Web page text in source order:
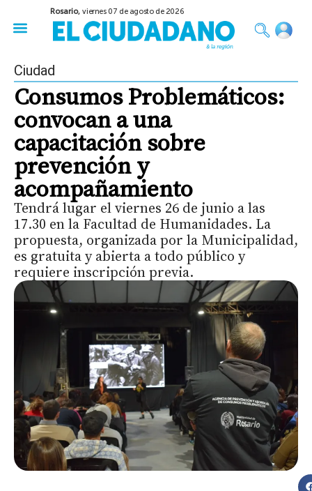
Rosario,viernes 07 de agosto de 2026
Ciudad
Consumos Problemáticos:
convocan a una
capacitación sobre
prevención y
acompañamiento
Tendrá lugar el viernes 26 de junio a las
17.30 en la Facultad de Humanidades. La
propuesta, organizada por la Municipalidad,
es gratuita y abierta a todo público y
requiere inscripción previa.